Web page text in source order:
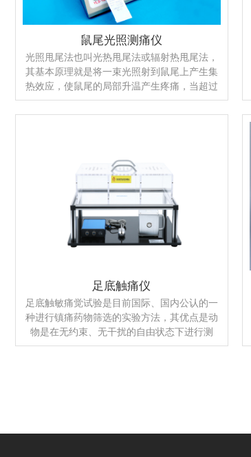
鼠尾光照测痛仪
光照甩尾法也叫光热甩尾法或辐射热甩尾法，
其基本原理就是将一束光照射到鼠尾上产生集
热效应，使鼠尾的局部升温产生疼痛，当超过
动物忍耐的痛阈时动物就产生有效的甩尾逃
避，以此方法来判断动物痛阈的高低和变化的
照强度稳定、可调；二、经过处理的条型红外
光照射在鼠尾上温升均匀；三、计时精确度高
达0.01秒；四、采用立式装鼠，使大、小鼠尾
易定位；五、手动记时和自动光电记时任选；
六、内置式微型打印机
足底触痛仪
足底触敏痛觉试验是目前国际、国内公认的一
种进行镇痛药物筛选的实验方法，其优点是动
物是在无约束、无干扰的自由状态下进行测
试，完全消除了干扰痛阈的种种客观因素